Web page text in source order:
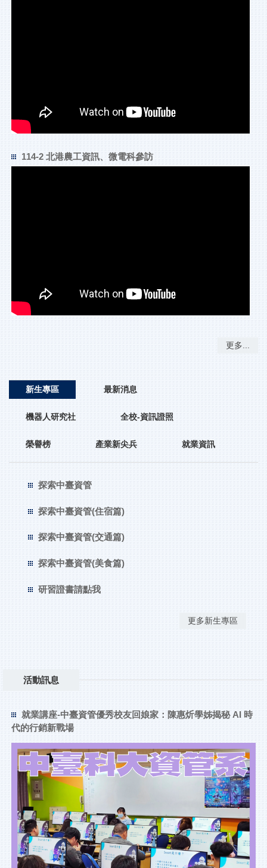
114-2 北港農工資訊、微電科參訪
更多...
新生專區 最新消息
機器人研究社 全校-資訊證照
榮譽榜 產業新尖兵 就業資訊
探索中臺資管
探索中臺資管(住宿篇)
探索中臺資管(交通篇)
探索中臺資管(美食篇)
研習證書請點我
更多新生專區
活動訊息
就業講座-中臺資管優秀校友回娘家：陳惠炘學姊揭秘 AI 時
代的行銷新戰場